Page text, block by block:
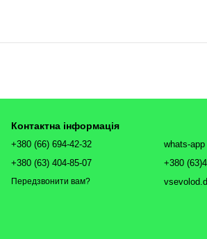
Контактна інформація
+380 (66) 694-42-32
+380 (63) 404-85-07
Передзвонити вам?
whats-app
+380